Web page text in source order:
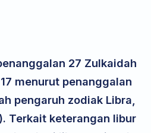
27 Zulkaidah
menurut penanggalan
pengaruh zodiak Libra,
Terkait keterangan libur